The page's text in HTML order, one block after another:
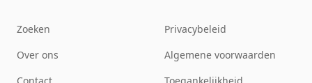
Zoeken
Over ons
Privacybeleid
Algemene voorwaarden